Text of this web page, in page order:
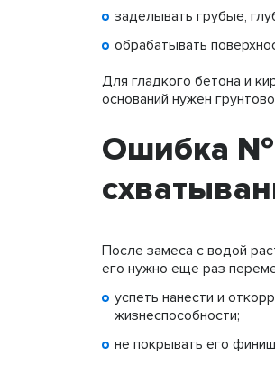
заделывать грубые,
обрабатывать
Для гладкого бетона и
оснований нужен
Ошибка
После замеса с водой
его нужно еще раз
успеть нанести и
жизнеспособности;
не покрывать его